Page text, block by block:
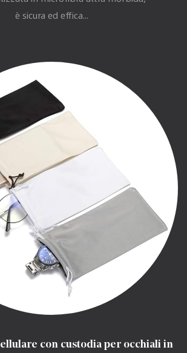
è sicura ed effica...
con custodia per occhiali in